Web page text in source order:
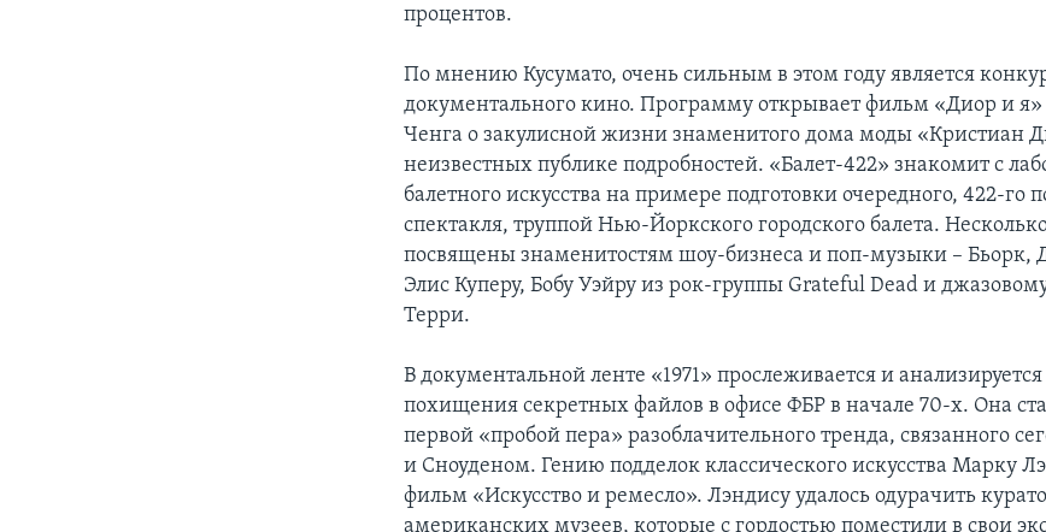
процентов.
По мнению Кусумато, очень сильным в этом году является
документального кино. Программу открывает фильм «Диор и
Ченга о закулисной жизни знаменитого дома моды «Кристиан
неизвестных публике подробностей. «Балет-422» знакомит с
балетного искусства на примере подготовки очередного, 422-го
спектакля, труппой Нью-Йоркского городского балета.
посвящены знаменитостям шоу-бизнеса и поп-музыки – Бьорк,
Элис Куперу, Бобу Уэйру из рок-группы Grateful Dead и
Терри.
В документальной ленте «1971» прослеживается и
похищения секретных файлов в офисе ФБР в начале 70-х. Она
первой «пробой пера» разоблачительного тренда, связанного
и Сноуденом. Гению подделок классического искусства Марку
фильм «Искусство и ремесло». Лэндису удалось одурачить
американских музеев, которые с гордостью поместили в свои